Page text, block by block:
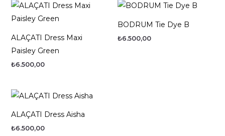
ALAÇATI Dress Maxi
Paisley Green
₺6.500,00
BODRUM Tie Dye B
₺6.500,00
ALAÇATI Dress Aisha
₺6.500,00